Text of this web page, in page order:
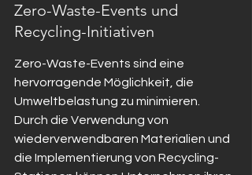
Zero-Waste-Events und
Recycling-Initiativen
Zero-Waste-Events sind eine
hervorragende Möglichkeit, die
Umweltbelastung zu minimieren.
Durch die Verwendung von
wiederverwendbaren Materialien und
die Implementierung von Recycling-